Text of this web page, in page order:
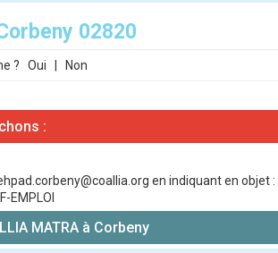
02820
? Oui Non
:
en indiquant en objet :
EMPLOI
MATRA à Corbeny